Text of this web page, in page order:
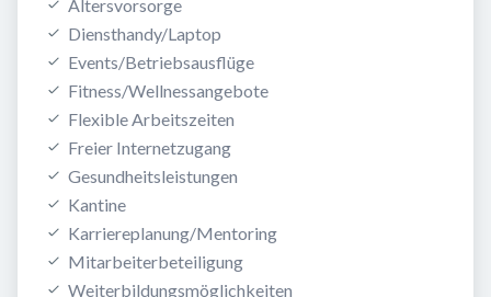
Altersvorsorge
Diensthandy/Laptop
Events/Betriebsausflüge
Fitness/Wellnessangebote
Flexible Arbeitszeiten
Freier Internetzugang
Gesundheitsleistungen
Kantine
Karriereplanung/Mentoring
Mitarbeiterbeteiligung
Weiterbildungsmöglichkeiten